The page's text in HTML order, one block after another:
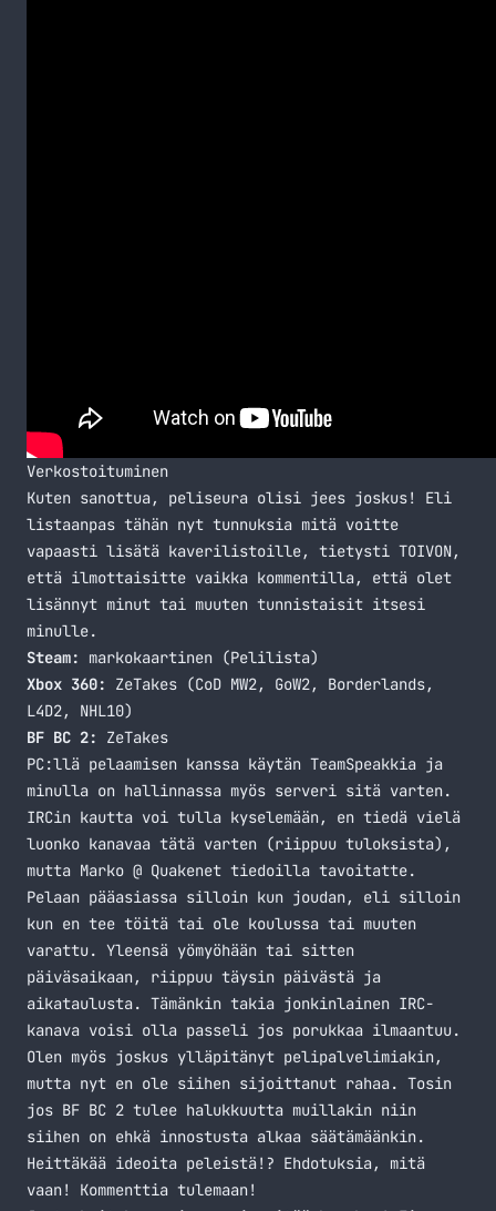
Verkostoituminen
Kuten sanottua, peliseura olisi jees joskus! Eli
listaanpas tähän nyt tunnuksia mitä voitte
vapaasti lisätä kaverilistoille, tietysti TOIVON,
että ilmottaisitte vaikka kommentilla, että olet
lisännyt minut tai muuten tunnistaisit itsesi
minulle.
Steam: markokaartinen (Pelilista)
Xbox 360:
ZeTakes (CoD MW2, GoW2, Borderlands,
L4D2, NHL10)
BF BC 2:
ZeTakes
PC:llä pelaamisen kanssa käytän TeamSpeakkia ja
minulla on hallinnassa myös serveri sitä varten.
IRCin kautta voi tulla kyselemään, en tiedä vielä
luonko kanavaa tätä varten (riippuu tuloksista),
mutta Marko @ Quakenet tiedoilla tavoitatte.
Pelaan pääasiassa silloin kun joudan, eli silloin
kun en tee töitä tai ole koulussa tai muuten
varattu. Yleensä yömyöhään tai sitten
päiväsaikaan, riippuu täysin päivästä ja
aikataulusta. Tämänkin takia jonkinlainen IRC-
kanava voisi olla passeli jos porukkaa ilmaantuu.
Olen myös joskus ylläpitänyt pelipalvelimiakin,
mutta nyt en ole siihen sijoittanut rahaa. Tosin
jos BF BC 2 tulee halukkuutta muillakin niin
siihen on ehkä innostusta alkaa säätämäänkin.
Heittäkää ideoita peleistä!? Ehdotuksia, mitä
vaan! Kommenttia tulemaan!